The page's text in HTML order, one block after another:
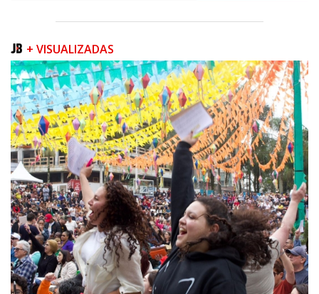
06/08/2026 | 07:00
Inscrições para a exploração da gastronomia do 14º Acampamento
Farroupilha estão abertas
CAMBORIÚ
+ VISUALIZADAS